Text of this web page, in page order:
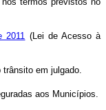
2011 (Lei de Acesso à
em julgado.
aos Municípios.